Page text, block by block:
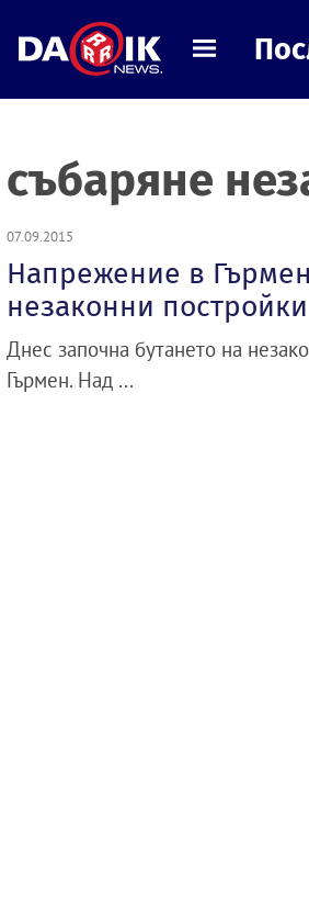
събаряне
07.09.2015
Напрежение в
незаконни
Днес започна бутането на
Гърмен. Над ...